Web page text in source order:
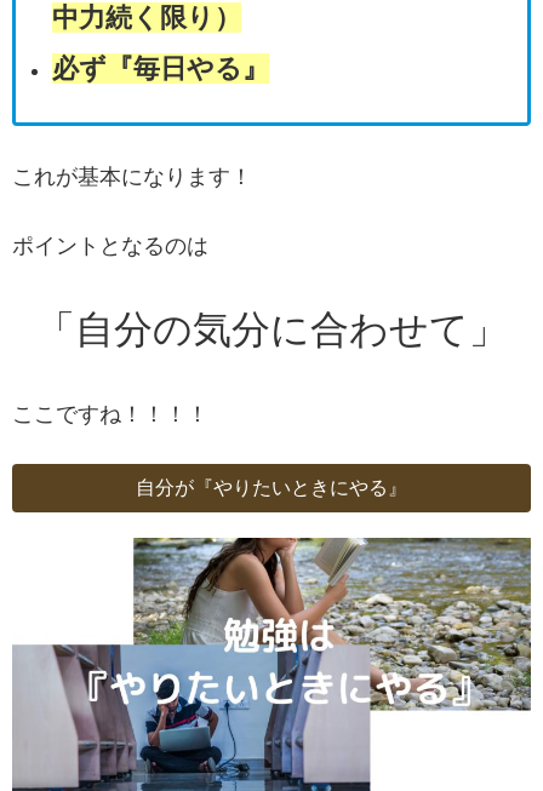
中力続く限り）
必ず『毎日やる』
これが基本になります！
ポイントとなるのは
「自分の気分に合わせて」
ここですね！！！！
自分が『やりたいときにやる』